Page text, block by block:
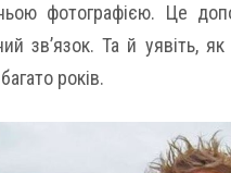
фотографією. Це
зв’язок. Та й уявіть,
років.